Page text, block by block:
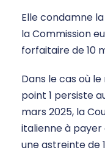
Elle condamne
la Commission
forfaitaire de 10
Dans le cas où
point 1 persiste
mars 2025, la
italienne à payer
une astreinte de